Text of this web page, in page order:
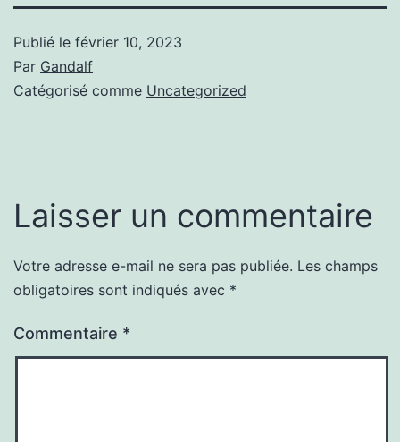
Publié le février 10, 2023
Par Gandalf
Catégorisé comme Uncategorized
Laisser un commentaire
Votre adresse e-mail ne sera pas publiée. Les champs
obligatoires sont indiqués avec *
Commentaire *